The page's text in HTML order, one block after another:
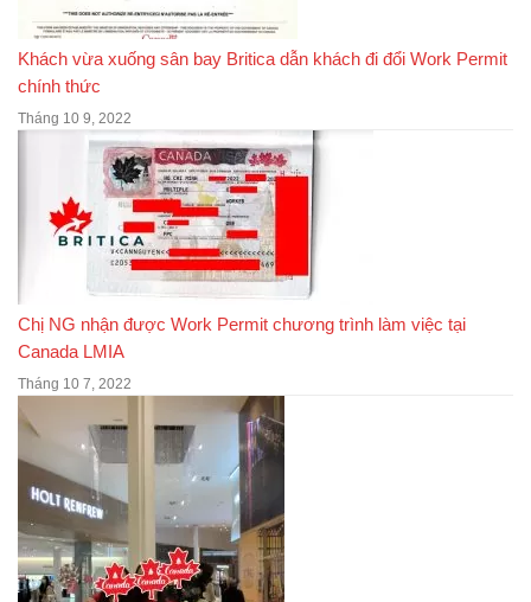
Khách vừa xuống sân bay Britica dẫn khách đi đổi Work Permit
chính thức
Tháng 10 9, 2022
Chị NG nhận được Work Permit chương trình làm việc tại
Canada LMIA
Tháng 10 7, 2022